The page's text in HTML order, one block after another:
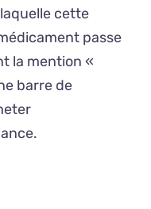
cette
passe
la mention «
barre de